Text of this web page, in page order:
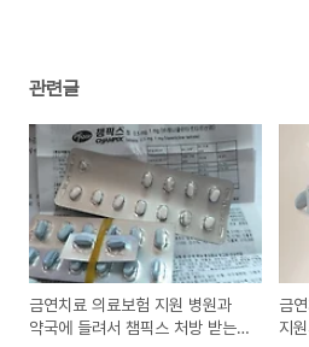
관련글
금연치료 의료보험 지원 병원과
약국에 들려서 챔픽스 처방 받는
금
지